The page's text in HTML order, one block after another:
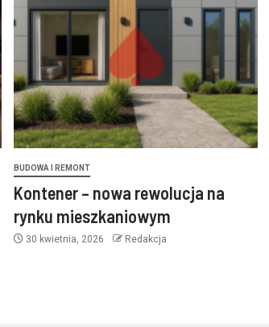
BUDOWA I REMONT
Kontener – nowa rewolucja na
rynku mieszkaniowym
30 kwietnia, 2026 Redakcja